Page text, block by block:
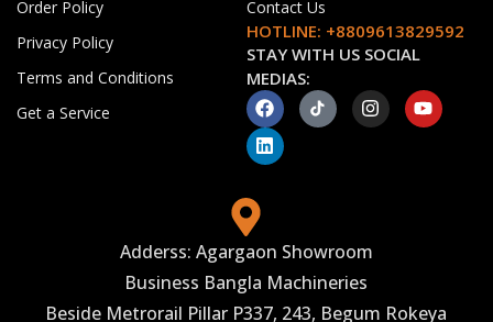
Order Policy
Privacy Policy
Terms and Conditions
Get a Service
Contact Us
HOTLINE: +8809613829592
STAY WITH US SOCIAL
MEDIAS:
Adderss: Agargaon Showroom
Business Bangla Machineries
Beside Metrorail Pillar P337, 243, Begum Rokeya